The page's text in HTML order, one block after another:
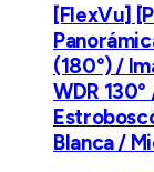
[FlexVu]
(180°) /
WDR
Blanca /